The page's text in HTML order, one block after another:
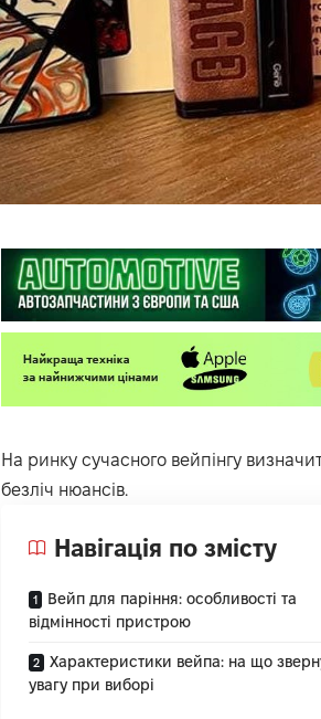
На ринку сучасного вейпінгу
безліч нюансів.
Навігація по змісту
Вейп для паріння: особливості та
відмінності пристрою
Характеристики вейпа: на що
увагу при виборі